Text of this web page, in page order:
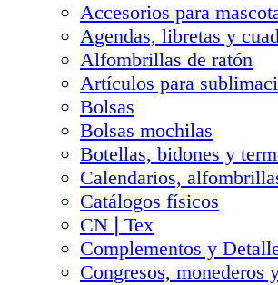
Accesorios para
Agendas, libretas y
Alfombrillas de ratón
Artículos para
Bolsas
Bolsas mochilas
Botellas, bidones y
Calendarios,
Catálogos físicos
CN❘Tex
Complementos y
Congresos, monederos